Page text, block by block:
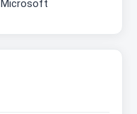
Microsoft